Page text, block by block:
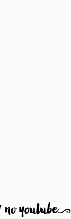
no youtube9